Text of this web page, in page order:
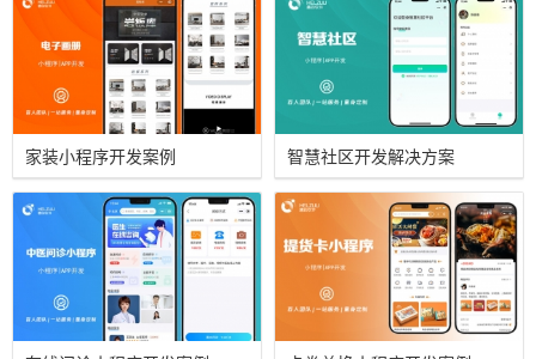
家装小程序开发案例 智慧社区开发解决方案